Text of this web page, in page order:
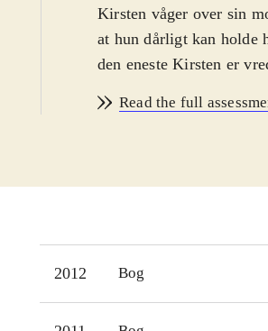
Kirsten våger over sin
at hun dårligt kan holde
den eneste Kirsten er
på hendes liv, men tør
skrevet en meget fin
en meget
genrer. Senest har hun
Read the full
2012 Bog